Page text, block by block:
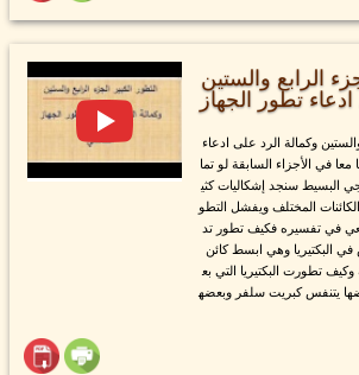
الرابع والستين
تطور الجهاز
وكمالة الرد على ادعاء
في الأجزاء السابقة لو تما
البسيط سنجد إشكاليات كثي
المختلف ويفشل التطو
في تفسيره فكيف تطور تد
في البكتيريا وهي ابسط كائن
تطورت البكتيريا التي بع
يتنفس كبريت سلفر وبعضه